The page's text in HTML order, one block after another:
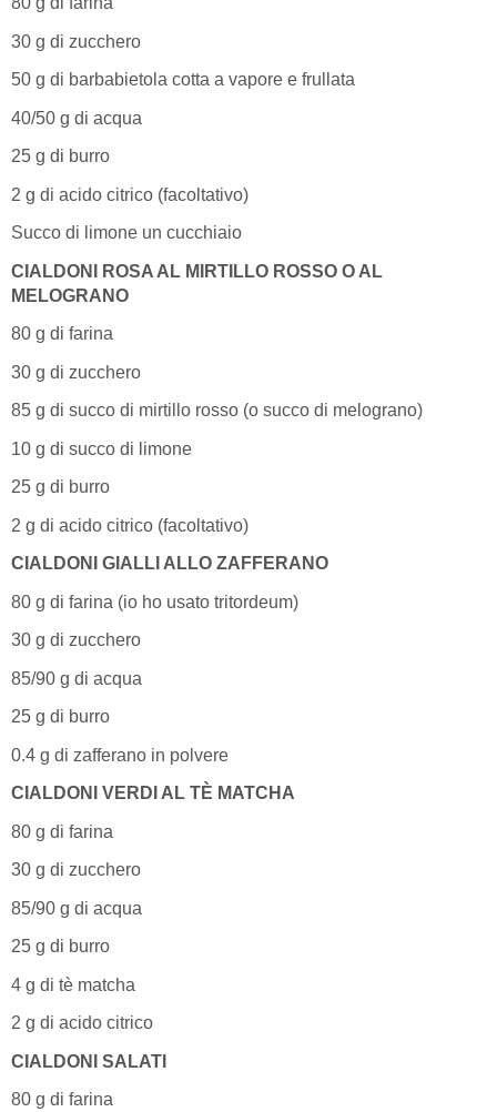
30 g di zucchero
50 g di barbabietola cotta a vapore e frullata
40/50 g di acqua
25 g di burro
2 g di acido citrico (facoltativo)
Succo di limone un cucchiaio
CIALDONI ROSA AL MIRTILLO ROSSO O AL
MELOGRANO
80 g di farina
30 g di zucchero
85 g di succo di mirtillo rosso (o succo di melograno)
10 g di succo di limone
25 g di burro
2 g di acido citrico (facoltativo)
CIALDONI GIALLI ALLO ZAFFERANO
80 g di farina (io ho usato tritordeum)
30 g di zucchero
85/90 g di acqua
25 g di burro
0.4 g di zafferano in polvere
CIALDONI VERDI AL TÈ MATCHA
80 g di farina
30 g di zucchero
85/90 g di acqua
25 g di burro
4 g di tè matcha
2 g di acido citrico
CIALDONI SALATI
80 g di farina